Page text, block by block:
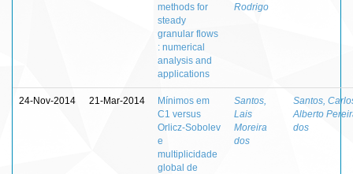
methods for
steady
granular flows
: numerical
analysis and
applications
Rodrigo
24-Nov-2014 21-Mar-2014
Mínimos em
C1 versus
Orlicz-Sobolev
e
multiplicidade
global de
Santos,
Lais
Moreira
dos
Santos,
Alberto
dos